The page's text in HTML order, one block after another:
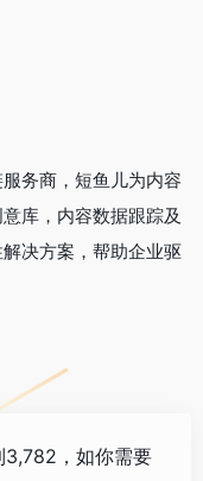
务商，短鱼儿为内容
库，内容数据跟踪及
决方案，帮助企业驱
3,782，如你需要